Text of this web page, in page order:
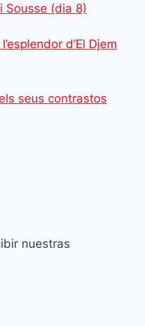
Sousse (dia 8)
d’El Djem
seus contrastos
nuestras